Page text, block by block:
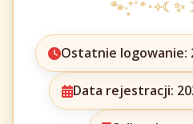
Ostatnie logowanie:
Data rejestracji: